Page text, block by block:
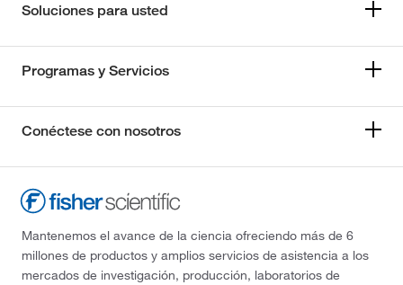
Soluciones para usted
Programas y Servicios
Conéctese con nosotros
Mantenemos el avance de la ciencia ofreciendo más de 6
millones de productos y amplios servicios de asistencia a los
mercados de investigación, producción, laboratorios de